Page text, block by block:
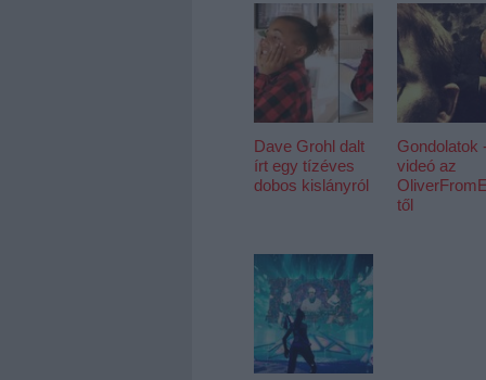
Dave Grohl dalt
írt egy tízéves
dobos kislányról
Gondolatok
videó az
től